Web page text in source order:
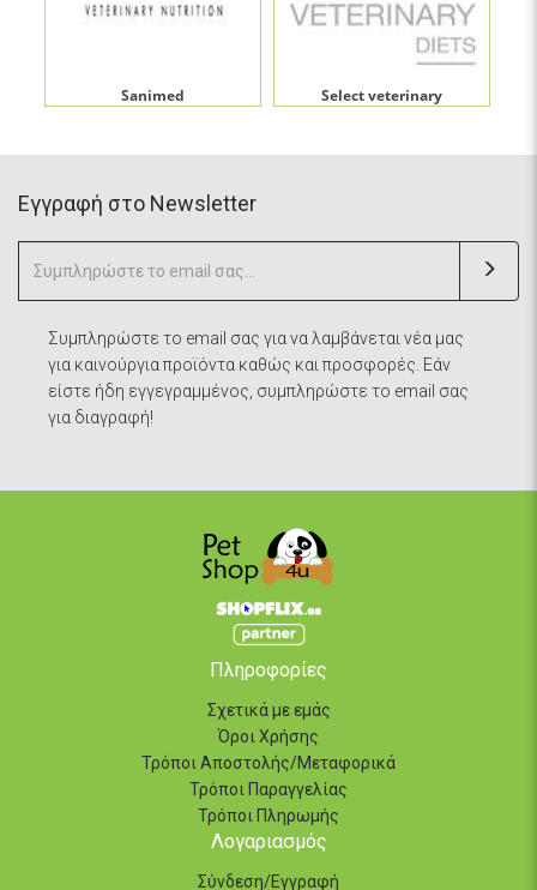
Sanimed Select veterinary
Eγγραφή στο Newsletter
Συμπληρώστε το email σας για να λαμβάνεται νέα μας
για καινούργια προϊόντα καθώς και προσφορές. Εάν
είστε ήδη εγγεγραμμένος, συμπληρώστε το email σας
για διαγραφή!
Πληροφορίες
Σχετικά με εμάς
Όροι Χρήσης
Τρόποι Αποστολής/Μεταφορικά
Τρόποι Παραγγελίας
Τρόποι Πληρωμής
Λογαριασμός
Σύνδεση/Εγγραφή